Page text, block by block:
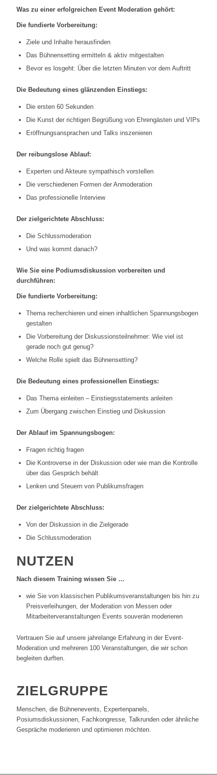
Was zu einer erfolgreichen Event Moderation gehört:
Die fundierte Vorbereitung:
Ziele und Inhalte herausfinden
Das Bühnensetting ermitteln & aktiv mitgestalten
Bevor es losgeht: Über die letzten Minuten vor dem Auftritt
Die Bedeutung eines glänzenden Einstiegs:
Die ersten 60 Sekunden
Die Kunst der richtigen Begrüßung von Ehrengästen und VIPs
Eröffnungsansprachen und Talks inszenieren
Der reibungslose Ablauf:
Experten und Akteure sympathisch vorstellen
Die verschiedenen Formen der Anmoderation
Das professionelle Interview
Der zielgerichtete Abschluss:
Die Schlussmoderation
Und was kommt danach?
Wie Sie eine Podiumsdiskussion vorbereiten und
durchführen:
Die fundierte Vorbereitung:
Thema recherchieren und einen inhaltlichen Spannungsbogen
gestalten
Die Vorbereitung der Diskussionsteilnehmer: Wie viel ist
gerade noch gut genug?
Welche Rolle spielt das Bühnensetting?
Die Bedeutung eines professionellen Einstiegs:
Das Thema einleiten – Einstiegsstatements anleiten
Zum Übergang zwischen Einstieg und Diskussion
Der Ablauf im Spannungsbogen:
Fragen richtig fragen
Die Kontroverse in der Diskussion oder wie man die Kontrolle
über das Gespräch behält
Lenken und Steuern von Publikumsfragen
Der zielgerichtete Abschluss:
Von der Diskussion in die Zielgerade
Die Schlussmoderation
NUTZEN
Nach diesem Training wissen Sie …
wie Sie von klassischen Publikumsveranstaltungen bis hin zu
Preisverleihungen, der Moderation von Messen oder
Mitarbeiterveranstaltungen Events souverän moderieren
Vertrauen Sie auf unsere jahrelange Erfahrung in der Event-
Moderation und mehreren 100 Veranstaltungen, die wir schon
begleiten durften.
ZIELGRUPPE
Menschen, die Bühnenevents, Expertenpanels,
Posiumsdiskussionen, Fachkongresse, Talkrunden oder ähnliche
Gespräche moderieren und optimieren möchten.